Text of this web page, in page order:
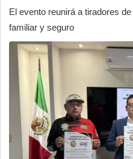
El evento reunirá a tiradores
familiar y seguro